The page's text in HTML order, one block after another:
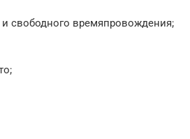
и свободного времяпровождения;